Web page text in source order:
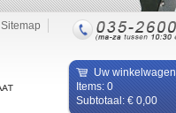
Sitemap
Uw winkelwagen
Items: 0
Subtotaal: € 0,00